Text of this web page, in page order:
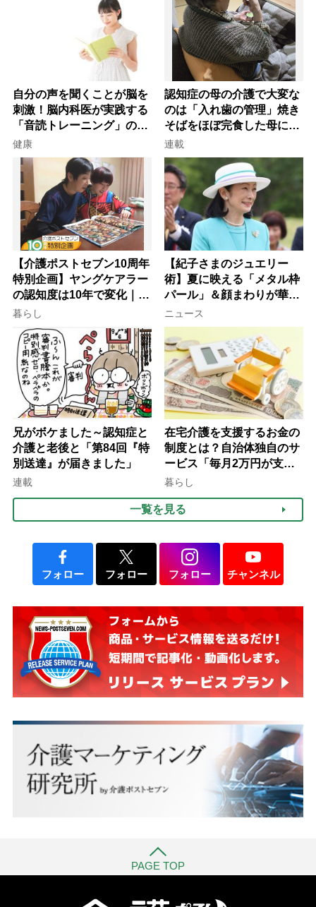
自分の声を聞くことが脳を
刺激！脳内科医が実践する
「音読トレーニング」の極
意
健康
認知症の母の介護で大変な
のは「入れ歯の管理」焼き
そばをほぼ完食した母に息
子が血の気が引いた理由
連載
【介護ポストセブン10周年
特別企画】ヤングケアラー
の認知度は10年で変化｜流
行語大賞にノミネート、法
律にも明記されたが果たし
て現在は？
暮らし
【紀子さまのジュエリー
術】夏に映える「メタル枠
パール」＆顔まわりが華や
ぐ「揺れる一粒」の使い分
け方
ニュース
兄がボケました～認知症と
介護と老後と「第84回『特
別送達』が届きました」
連載
在宅介護を支援するお金の
制度とは？自治体独自のサ
ービス「毎月2万円が支給
される」ケースも【FP解
暮らし
一覧を見る
フォロー フォロー フォロー チャンネル
PAGE TOP